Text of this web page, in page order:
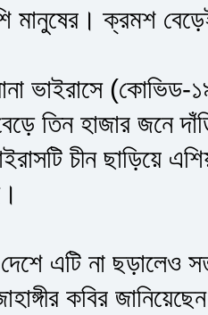
মানুষের। ক্রমশ
ভাইরাসে (কোভিড-
তিন হাজার জনে
চীন ছাড়িয়ে
এটি না ছড়ালেও
কবির